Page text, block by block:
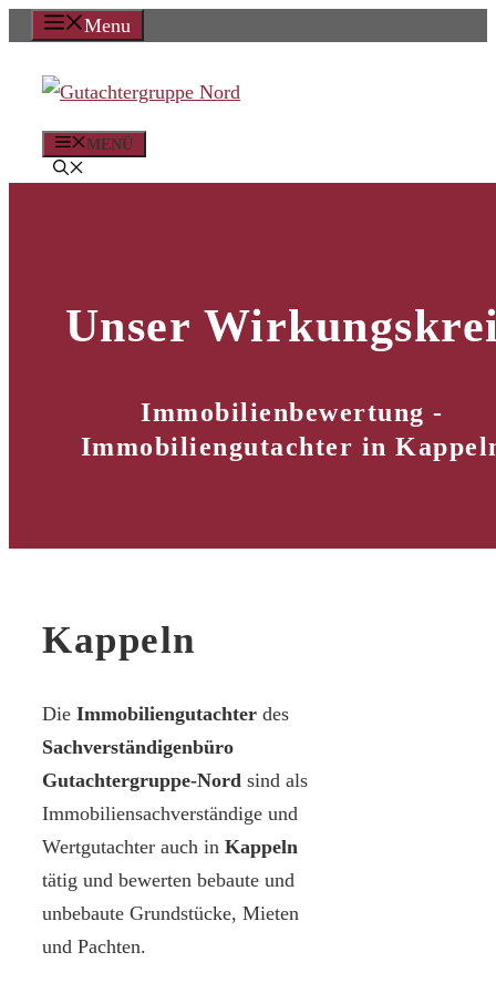
Zum
springen
Menu
MENÜ
Unser
Immobilienbewertung -
Immobiliengutachter in
Kappeln
Die Immobiliengutachter des
Sachverständigenbüro
Gutachtergruppe-Nord sind als
Immobiliensachverständige und
Wertgutachter auch in Kappeln
tätig und bewerten bebaute und
unbebaute Grundstücke, Mieten
und Pachten.